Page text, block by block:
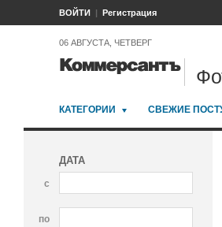
ВОЙТИ Регистрация
06 АВГУСТА, ЧЕТВЕРГ
КАТЕГОРИИ СВЕЖИЕ
ДАТА
с
по